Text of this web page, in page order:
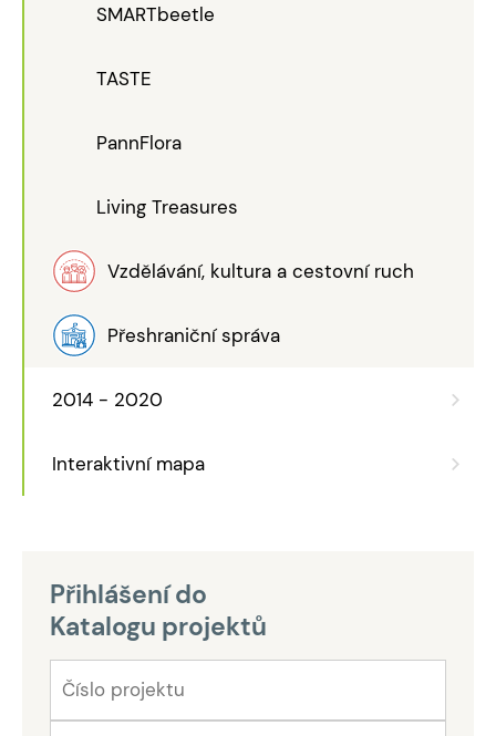
SMARTbeetle
TASTE
PannFlora
Living Treasures
Vzdělávání, kultura a cestovní ruch
Přeshraniční správa
2014 - 2020
Interaktivní mapa
Přihlášení do
Katalogu projektů